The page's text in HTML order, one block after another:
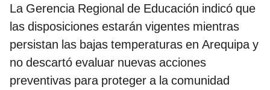
La Gerencia Regional de Educación indicó que
las disposiciones estarán vigentes mientras
persistan las bajas temperaturas en Arequipa y
no descartó evaluar nuevas acciones
preventivas para proteger a la comunidad